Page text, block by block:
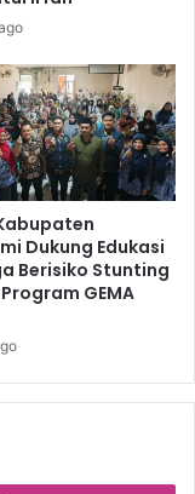
Dukung Edukasi
Berisiko Stunting
GEMA